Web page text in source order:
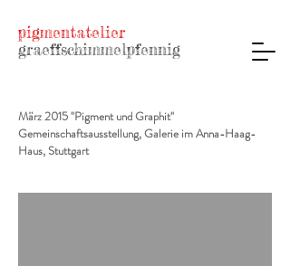
pigmentatelier
graeffschimmelpfennig
März 2015 "Pigment und Graphit"
Gemeinschaftsausstellung, Galerie im Anna-Haag-
Haus, Stuttgart